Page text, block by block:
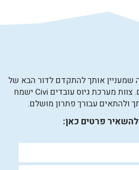
שמעניין אותך להתקדם לדור הבא של
מערכות גיוס עובדים. צוות מערכת גיוס עובדים Civi ישמח
ולהתאים עבורך פתרון מושלם.
להשאיר פרטים כאן: